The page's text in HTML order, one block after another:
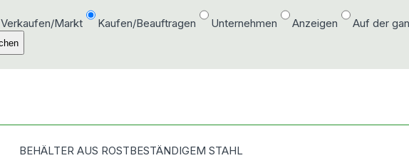
Verkaufen/Markt Kaufen/Beauftragen Unternehmen Anzeigen Auf der
BEHÄLTER AUS ROSTBESTÄNDIGEM STAHL